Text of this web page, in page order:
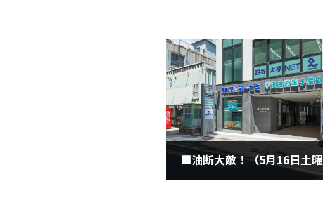
■油断大敵！（5月16日土曜